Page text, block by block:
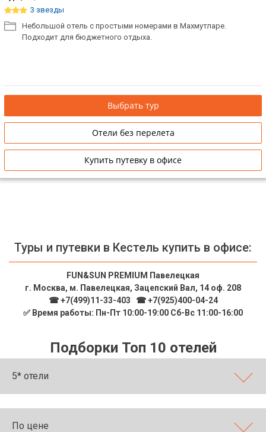
3 звезды
Небольшой отель с простыми номерами в Махмутларе.
Подходит для бюджетного отдыха.
Выбрать тур
Отели без перелета
Купить путевку в офисе
Туры и путевки в Кестель купить в офисе:
FUN&SUN PREMIUM Павелецкая
г. Москва, м. Павелецкая, Зацепский Вал, 14 оф. 208
☎ +7(499)11-33-403
☎ +7(925)400-04-24
✅ Время работы: Пн-Пт 10:00-19:00 Сб-Вс 11:00-16:00
Подборки Топ 10 отелей
5* отели
По цене